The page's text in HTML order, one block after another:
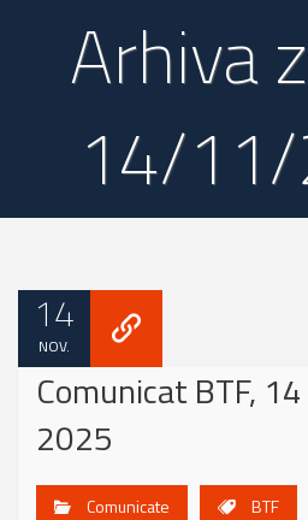
Arhiva
14/
14
NOV.
Comunicat BTF,
2025
Comunicate BTF